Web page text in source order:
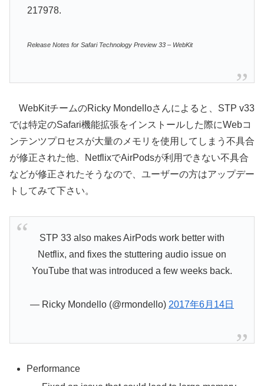
217978.
Release Notes for Safari Technology Preview 33 – WebKit
WebKitチームのRicky Mondelloさんによると、STP v33
では特定のSafari機能拡張をインストールした際にWebコ
ンテンツプロセスが大量のメモリを使用してしまう不具合
が修正された他、NetflixでAirPodsが利用できない不具合
などが修正されたそうなので、ユーザーの方はアップデー
トしてみて下さい。
STP 33 also makes AirPods work better with
Netflix, and fixes the stuttering audio issue on
YouTube that was introduced a few weeks back.
— Ricky Mondello (@rmondello) 2017年6月14日
Performance